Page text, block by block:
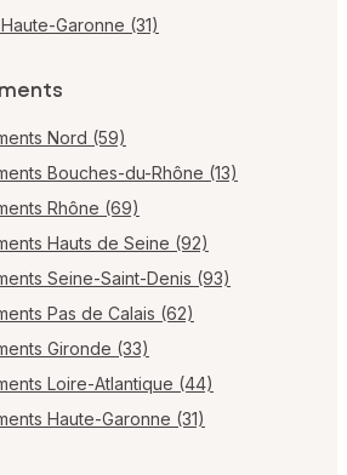
Garonne (31)
Nord (59)
Bouches-du-Rhône (13)
Rhône (69)
Hauts de Seine (92)
Seine-Saint-Denis (93)
Pas de Calais (62)
Gironde (33)
Loire-Atlantique (44)
Haute-Garonne (31)